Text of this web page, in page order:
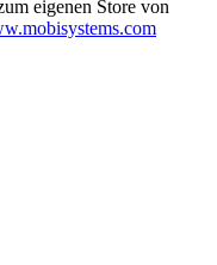
eigenen Store von